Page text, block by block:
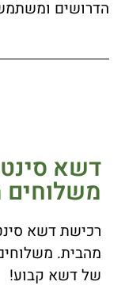
הדרושים
דשא
משלוחים
רכישת דשא
מהבית.
של דשא קבוע!